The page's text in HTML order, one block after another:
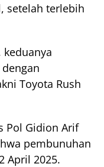
setelah terlebih
Toyota Rush
Pol Gidion Arif
pembunuhan
April 2025.